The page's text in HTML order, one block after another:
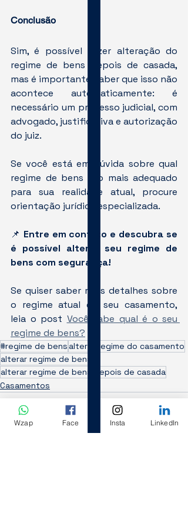
Conclusão
Sim, é possível fazer alteração do
regime de bens depois de casada,
mas é importante saber que isso não
acontece automaticamente: é
necessário um processo judicial, com
advogado, justificativa e autorização
do juiz.
Se você está em dúvida sobre qual
regime de bens é o mais adequado
para sua realidade atual, procure
orientação jurídica especializada.
📌 Entre em contato e descubra se
é possível alterar seu regime de
bens com segurança!
Se quiser saber mais detalhes sobre
o regime atual do seu casamento,
leia o post Você sabe qual é o seu
regime de bens?
#regime de bens alterar regime do casamento
alterar regime de bens
alterar regime de bens depois de casada
Casamentos
Wzap Face Insta LinkedIn